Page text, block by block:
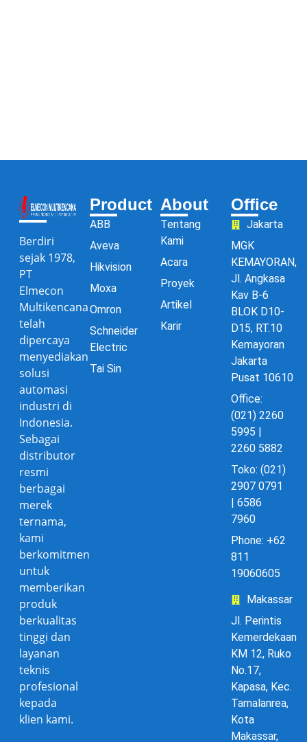
Berdiri
sejak 1978,
PT
Elmecon
Multikencana
telah
dipercaya
menyediakan
solusi
automasi
industri di
Indonesia.
Sebagai
distributor
resmi
berbagai
merek
ternama,
kami
berkomitmen
untuk
memberikan
produk
berkualitas
tinggi dan
layanan
teknis
profesional
kepada
klien kami.
Product
ABB
Aveva
Hikvision
Moxa
Omron
Schneider
Electric
Tai Sin
About
Tentang
Kami
Acara
Proyek
Artikel
Karir
Office
Jakarta
MGK
KEMAYORAN,
Jl. Angkasa
Kav B-6
BLOK D10-
D15, RT.10
Kemayoran
Jakarta
Pusat 10610
Office:
(021) 2260
5995 |
2260 5882
Toko: (021)
2907 0791
| 6586
7960
Phone: +62
811
19060605
Makassar
Jl. Perintis
Kemerdekaan
KM 12, Ruko
No.17,
Kapasa, Kec.
Tamalanrea,
Kota
Makassar,